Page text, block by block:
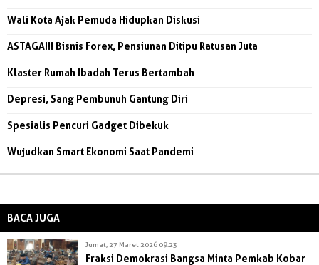
Wali Kota Ajak Pemuda Hidupkan Diskusi
ASTAGA!!! Bisnis Forex, Pensiunan Ditipu Ratusan Juta
Klaster Rumah Ibadah Terus Bertambah
Depresi, Sang Pembunuh Gantung Diri
Spesialis Pencuri Gadget Dibekuk
Wujudkan Smart Ekonomi Saat Pandemi
BACA JUGA
Jumat, 27 Maret 2026 09:23
Fraksi Demokrasi Bangsa Minta Pemkab Kobar